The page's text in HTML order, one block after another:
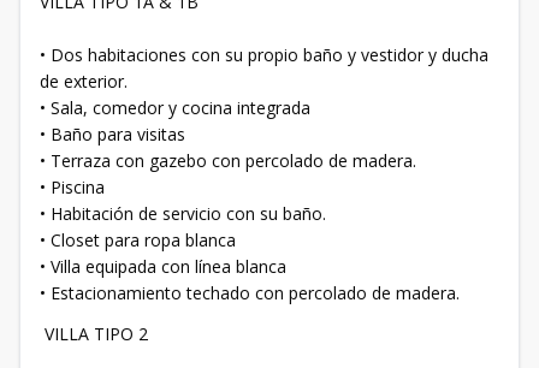
• Dos habitaciones con su propio baño y vestidor y ducha
de exterior.
• Sala, comedor y cocina integrada
• Baño para visitas
• Terraza con gazebo con percolado de madera.
• Piscina
• Habitación de servicio con su baño.
• Closet para ropa blanca
• Villa equipada con línea blanca
• Estacionamiento techado con percolado de madera.
VILLA TIPO 2